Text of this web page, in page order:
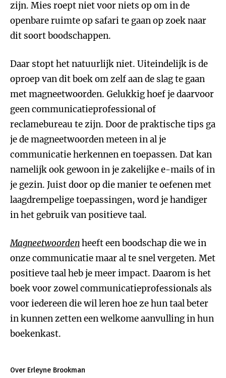
zijn. Mies roept niet voor niets op om in de
openbare ruimte op safari te gaan op zoek naar
dit soort boodschappen.
Daar stopt het natuurlijk niet. Uiteindelijk is de
oproep van dit boek om zelf aan de slag te gaan
met magneetwoorden. Gelukkig hoef je daarvoor
geen communicatieprofessional of
reclamebureau te zijn. Door de praktische tips ga
je de magneetwoorden meteen in al je
communicatie herkennen en toepassen. Dat kan
namelijk ook gewoon in je zakelijke e-mails of in
je gezin. Juist door op die manier te oefenen met
laagdrempelige toepassingen, word je handiger
in het gebruik van positieve taal.
Magneetwoordenheeft een boodschap die we in
onze communicatie maar al te snel vergeten. Met
positieve taal heb je meer impact. Daarom is het
boek voor zowel communicatieprofessionals als
voor iedereen die wil leren hoe ze hun taal beter
in kunnen zetten een welkome aanvulling in hun
boekenkast.
Over Erleyne Brookman